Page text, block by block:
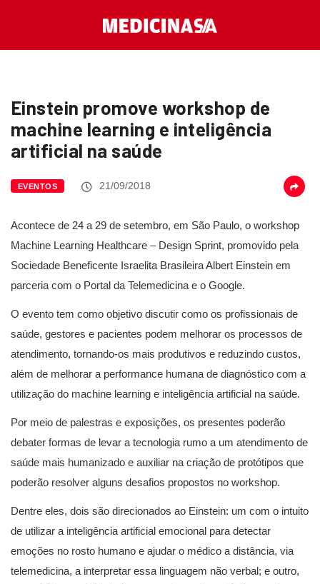
Einstein promove workshop de
machine learning e inteligência
artificial na saúde
EVENTOS 21/09/2018
Acontece de 24 a 29 de setembro, em São Paulo, o workshop
Machine Learning Healthcare – Design Sprint, promovido pela
Sociedade Beneficente Israelita Brasileira Albert Einstein em
parceria com o Portal da Telemedicina e o Google.
O evento tem como objetivo discutir como os profissionais de
saúde, gestores e pacientes podem melhorar os processos de
atendimento, tornando-os mais produtivos e reduzindo custos,
além de melhorar a performance humana de diagnóstico com a
utilização do machine learning e inteligência artificial na saúde.
Por meio de palestras e exposições, os presentes poderão
debater formas de levar a tecnologia rumo a um atendimento de
saúde mais humanizado e auxiliar na criação de protótipos que
poderão resolver alguns desafios propostos no workshop.
Dentre eles, dois são direcionados ao Einstein: um com o intuito
de utilizar a inteligência artificial emocional para detectar
emoções no rosto humano e ajudar o médico a distância, via
telemedicina, a interpretar essa linguagem não verbal; e outro,